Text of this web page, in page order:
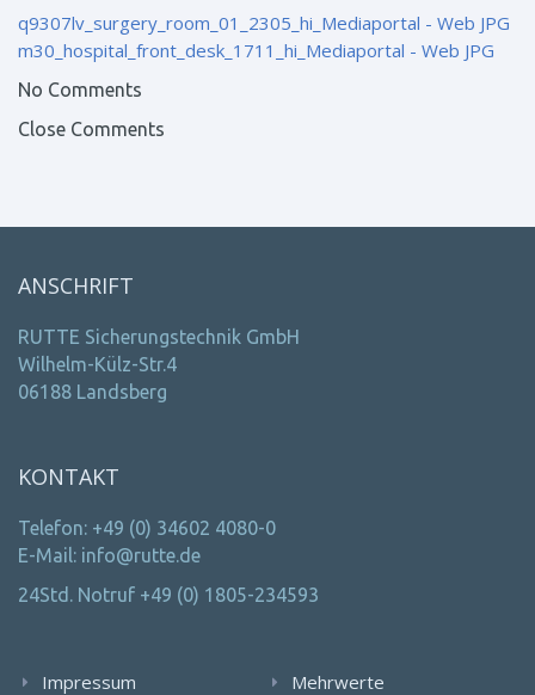
q9307lv_surgery_room_01_2305_hi_Mediaportal - Web JPG
m30_hospital_front_desk_1711_hi_Mediaportal - Web JPG
No Comments
Close Comments
ANSCHRIFT
RUTTE Sicherungstechnik GmbH
Wilhelm-Külz-Str.4
06188 Landsberg
KONTAKT
Telefon: +49 (0) 34602 4080-0
E-Mail: info@rutte.de
24Std. Notruf +49 (0) 1805-234593
Impressum
Mehrwerte